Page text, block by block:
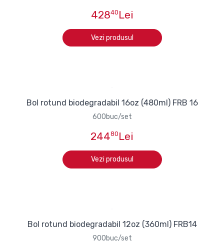
42840 Lei
Vezi produsul
Bol rotund biodegradabil 16oz (480ml) FRB 16
600buc/set
24480 Lei
Vezi produsul
Bol rotund biodegradabil 12oz (360ml) FRB14
900buc/set